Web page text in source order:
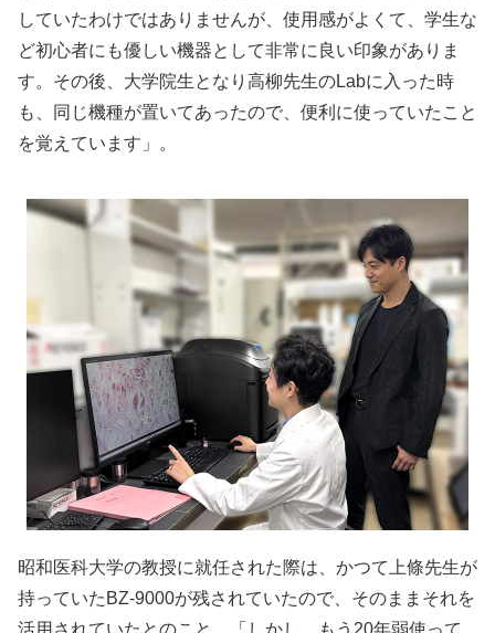
していたわけではありませんが、使用感がよくて、学生な
ど初心者にも優しい機器として非常に良い印象がありま
す。その後、大学院生となり高柳先生のLabに入った時
も、同じ機種が置いてあったので、便利に使っていたこと
を覚えています」。
昭和医科大学の教授に就任された際は、かつて上條先生が
持っていたBZ-9000が残されていたので、そのままそれを